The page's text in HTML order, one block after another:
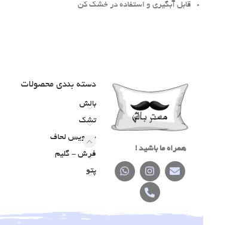
قابل آبگیری و استفاده در خشک کن
همراه ما باشید !
دسته‌ بندی محصولات
بالش
تشک
سرویس لحاف
فرش - گلیم
پتو